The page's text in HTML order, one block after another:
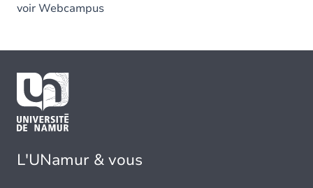
voir Webcampus
L'UNamur & vous